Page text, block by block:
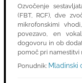
Ozvočenje
(FBT, RCF), dve
mikrofonskimi
povezavo, en
dogovoru in ob
pomoč pri namestitvi
Ponudnik: Mladinski